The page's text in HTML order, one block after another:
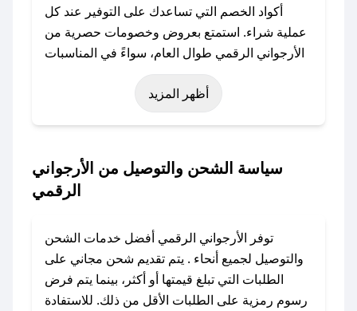
أكواد الخصم التي تساعدك على التوفير عند كل
عملية شراء. استمتع بعروض وخصومات حصرية من
الأرجواني الرقمي طوال العام، سواءً في المناسبات
مثل عيد الفطر، عيد الأضحى، الجمعة البيضاء (شهر
نوفمبر)، رمضان، اليوم الوطني، يوم التأسيس، أو
حتى عروض خاصة أخرى.
الرقمي؟
باستخدام تطبيق صحصح، يمكنك العثور بسهولة على
الكوبون، تواصل معنا عبر تويتر أو البريد الإلكتروني
لإضافته بسرعة.
### كيفية استخدام كود خصم الأرجواني الرقمي؟
أظهر المزيد
سياسة الشحن والتوصيل من الأرجواني
الرقمي
توفر الأرجواني الرقمي أفضل خدمات الشحن
والتوصيل لجميع أنحاء . يتم تقديم شحن مجاني على
الطلبات التي تبلغ قيمتها أو أكثر، بينما يتم فرض
رسوم رمزية على الطلبات الأقل من ذلك. للاستفادة